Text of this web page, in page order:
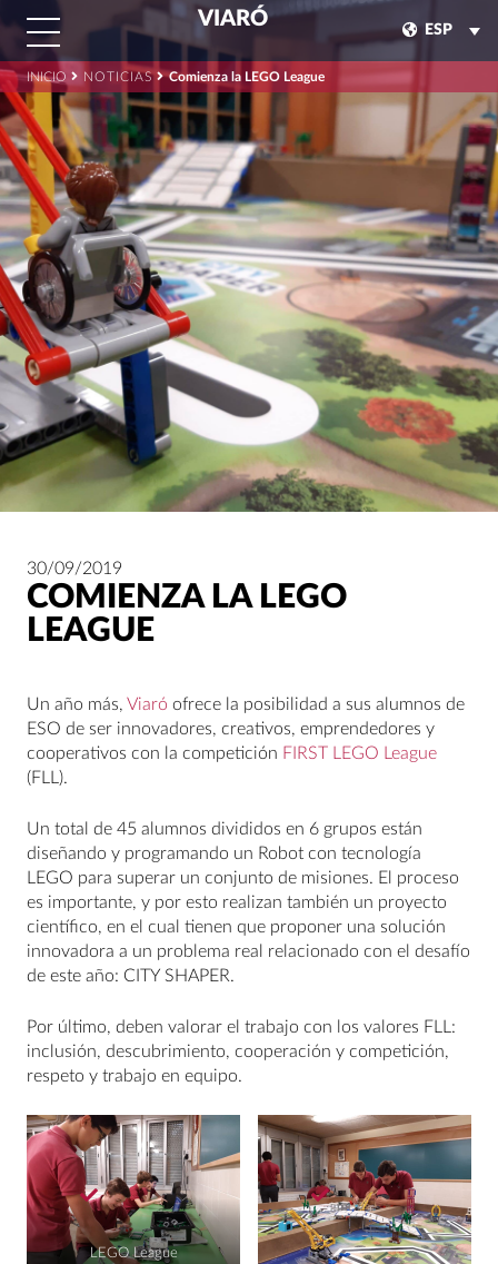
VIARÓ
ESP
INICIO NOTICIAS Comienza la LEGO League
30/09/2019
COMIENZA LA LEGO
LEAGUE
Un año más, Viaró ofrece la posibilidad a sus alumnos de
ESO de ser innovadores, creativos, emprendedores y
cooperativos con la competición FIRST LEGO League
(FLL).
Un total de 45 alumnos divididos en 6 grupos están
diseñando y programando un Robot con tecnología
LEGO para superar un conjunto de misiones. El proceso
es importante, y por esto realizan también un proyecto
científico, en el cual tienen que proponer una solución
innovadora a un problema real relacionado con el desafío
de este año: CITY SHAPER.
Por último, deben valorar el trabajo con los valores FLL:
inclusión, descubrimiento, cooperación y competición,
respeto y trabajo en equipo.
LEGO League